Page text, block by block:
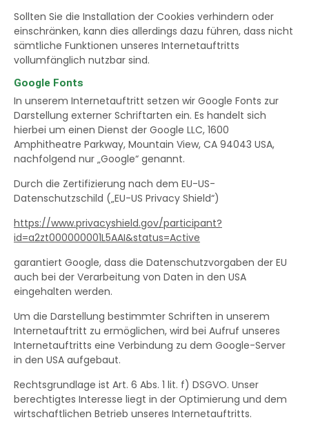
Sollten Sie die Installation der Cookies verhindern oder
einschränken, kann dies allerdings dazu führen, dass nicht
sämtliche Funktionen unseres Internetauftritts
vollumfänglich nutzbar sind.
Google Fonts
In unserem Internetauftritt setzen wir Google Fonts zur
Darstellung externer Schriftarten ein. Es handelt sich
hierbei um einen Dienst der Google LLC, 1600
Amphitheatre Parkway, Mountain View, CA 94043 USA,
nachfolgend nur „Google“ genannt.
Durch die Zertifizierung nach dem EU-US-
Datenschutzschild („EU-US Privacy Shield“)
https://www.privacyshield.gov/participant?
id=a2zt000000001L5AAI&status=Active
garantiert Google, dass die Datenschutzvorgaben der EU
auch bei der Verarbeitung von Daten in den USA
eingehalten werden.
Um die Darstellung bestimmter Schriften in unserem
Internetauftritt zu ermöglichen, wird bei Aufruf unseres
Internetauftritts eine Verbindung zu dem Google-Server
in den USA aufgebaut.
Rechtsgrundlage ist Art. 6 Abs. 1 lit. f) DSGVO. Unser
berechtigtes Interesse liegt in der Optimierung und dem
wirtschaftlichen Betrieb unseres Internetauftritts.